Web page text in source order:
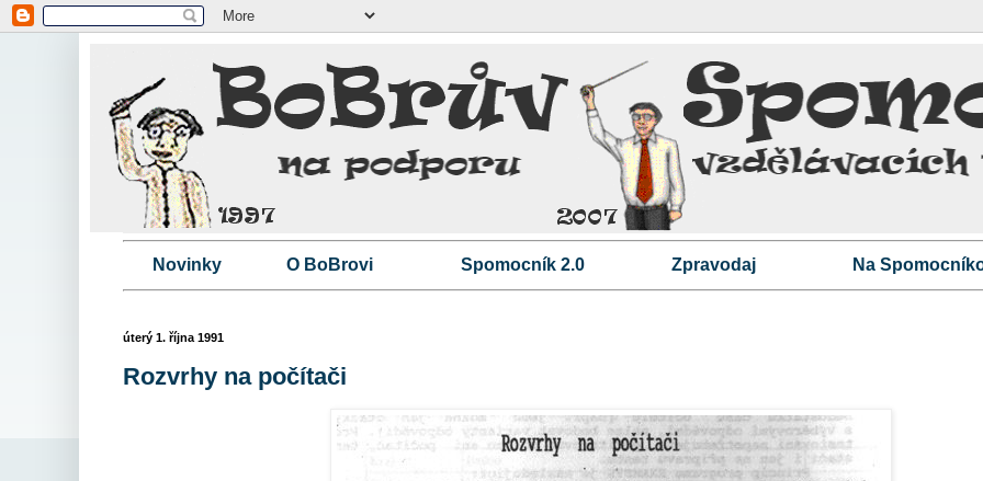
Novinky O BoBrovi Spomocník 2.0 Zpravodaj Na
úterý 1. října 1991
Rozvrhy na počítači